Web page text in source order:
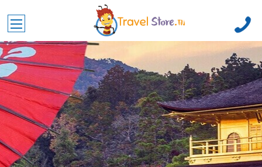
Toggle main menu visibility